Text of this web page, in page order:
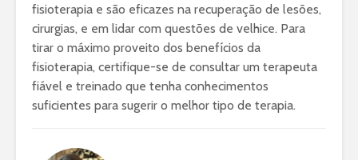
fisioterapia e são eficazes na recuperação de lesões,
cirurgias, e em lidar com questões de velhice. Para
tirar o máximo proveito dos benefícios da
fisioterapia, certifique-se de consultar um terapeuta
fiável e treinado que tenha conhecimentos
suficientes para sugerir o melhor tipo de terapia.